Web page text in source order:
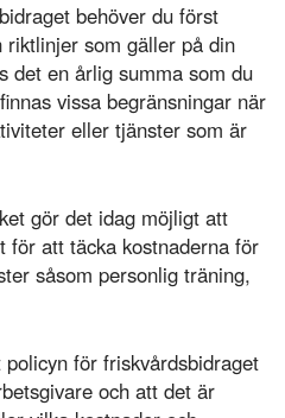
behöver du först
som gäller på din
det en årlig summa som du
vissa begränsningar när
eller tjänster som är
gör det idag möjligt att
för att täcka kostnaderna för
såsom personlig träning,
för friskvårdsbidraget
och att det är